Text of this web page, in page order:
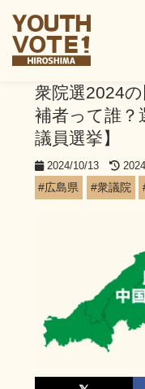
衆院選2024
補者って誰？
議員選挙】
2024/10/13
#広島県
#衆議院